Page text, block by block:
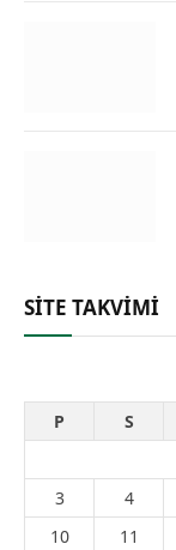
SİTE TAKVİMİ
P
S
3
4
10
11